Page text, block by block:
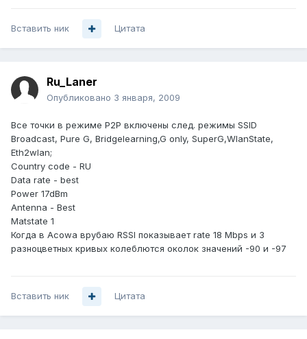
Вставить ник Цитата
Ru_Laner
Опубликовано 3 января, 2009
Все точки в режиме P2P включены след. режимы SSID
Broadcast, Pure G, Bridgelearning,G only, SuperG,WlanState,
Eth2wlan;
Country code - RU
Data rate - best
Power 17dBm
Antenna - Best
Matstate 1
Когда в Acowa врубаю RSSI показывает rate 18 Mbps и 3
разноцветных кривых колеблются околок значений -90 и -97
Вставить ник Цитата